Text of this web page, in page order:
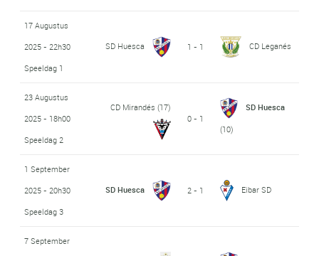
17 Augustus
2025 - 22h30
Speeldag 1
SD Huesca 1 - 1 CD Leganés
23 Augustus
2025 - 18h00
Speeldag 2
CD Mirandés (17)
0 - 1
SD Huesca
(10)
1 September
2025 - 20h30
Speeldag 3
SD Huesca 2 - 1 Eibar SD
7 September